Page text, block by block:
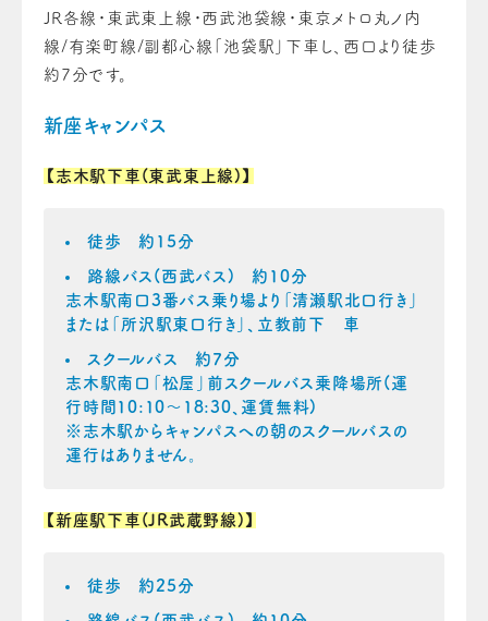
JR各線・東武東上線・西武池袋線・東京メトロ丸ノ内
線/有楽町線/副都心線「池袋駅」下車し、西口より徒歩
約7分です。
新座キャンパス
【志木駅下車(東武東上線)】
徒歩 約15分
路線バス(西武バス) 約10分
志木駅南口3番バス乗り場より「清瀬駅北口行き」
または「所沢駅東口行き」、立教前下 車
スクールバス 約7分
志木駅南口「松屋」前スクールバス乗降場所(運
行時間10:10～18:30、運賃無料)
※志木駅からキャンパスへの朝のスクールバスの
運行はありません。
【新座駅下車(JR武蔵野線)】
徒歩 約25分